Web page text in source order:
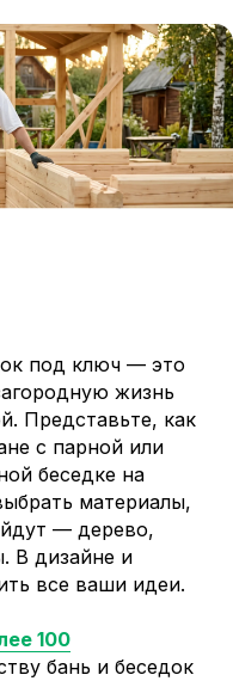
под ключ — это
жизнь
Представьте, как
с парной или
беседке на
материалы,
— дерево,
В дизайне и
все ваши идеи.
100
бань и беседок